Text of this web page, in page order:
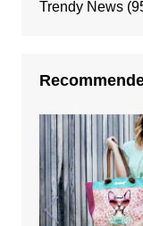
Trendy News